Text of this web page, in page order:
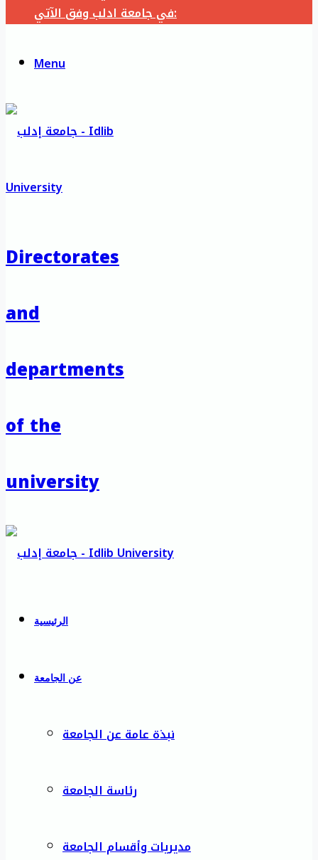
في جامعة ادلب وفق الآتي:
Menu
Directorates
and
departments
of the
university
الرئيسية
عن الجامعة
نبذة عامة عن الجامعة
رئاسة الجامعة
مديريات وأقسام الجامعة